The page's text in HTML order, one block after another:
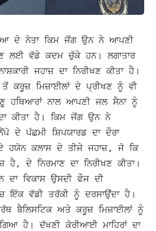
ਦੇ ਨੇਤਾ ਕਿਮ ਜੋਂਗ ਉਨ ਨੇ ਆਪਣੀ
ਲਈ ਵੱਡੇ ਕਦਮ ਚੁੱਕੇ ਹਨ। ਲਗਾਤਾਰ
ਜਹਾਜ਼ ਦਾ ਨਿਰੀਖਣ ਕੀਤਾ ਹੈ।
ਕਰੂਜ਼ ਮਿਜ਼ਾਈਲਾਂ ਦੇ ਪ੍ਰੀਖਣ ਨੂੰ ਵੀ
ਹਥਿਆਰਾਂ ਨਾਲ ਆਪਣੀ ਜਲ ਸੈਨਾ ਨੂੰ
ਕੀਤਾ ਹੈ। ਕਿਮ ਜੋਂਗ ਉਨ ਨੇ
ਦੇ ਪੱਛਮੀ ਸ਼ਿਪਯਾਰਡ ਦਾ ਦੌਰਾ
ਹਯੋਨ ਕਲਾਸ ਦੇ ਤੀਜੇ ਜਹਾਜ਼, ਜੋ ਕਿ
ਹੈ, ਦੇ ਨਿਰਮਾਣ ਦਾ ਨਿਰੀਖਣ ਕੀਤਾ।
ਦਾ ਵਿਕਾਸ ਉਸਦੀ ਫੌਜ ਦੀ
ਇੱਕ ਵੱਡੀ ਤਰੱਕੀ ਨੂੰ ਦਰਸਾਉਂਦਾ ਹੈ।
ਬੈਲਿਸਟਿਕ ਅਤੇ ਕਰੂਜ਼ ਮਿਜ਼ਾਈਲਾਂ ਨੂੰ
ਹੈ। ਦੱਖਣੀ ਕੋਰੀਆਈ ਮਾਹਿਰਾਂ ਦਾ